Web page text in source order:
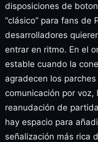
disposiciones de
“clásico” para fans de
desarrolladores
entrar en ritmo. En el
estable cuando la
agradecen los
comunicación por voz,
reanudación de
hay espacio para
señalización más rica